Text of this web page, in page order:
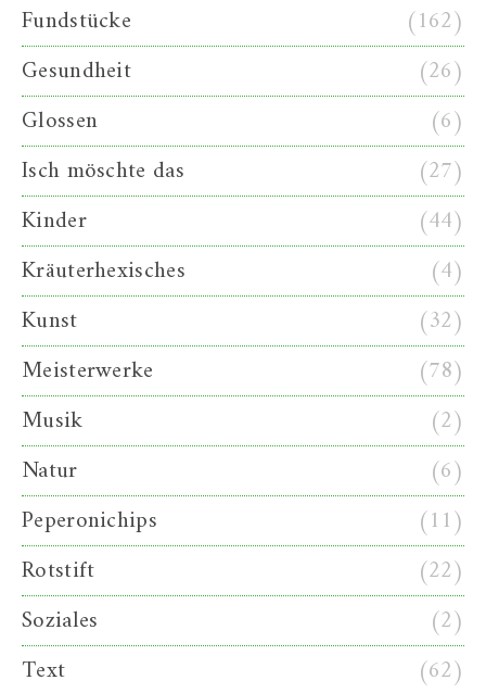
Fundstücke
(162)
Gesundheit
(26)
Glossen
(6)
Isch möschte das
(27)
Kinder
(44)
Kräuterhexisches
(4)
Kunst
(32)
Meisterwerke
(78)
Musik
(2)
Natur
(6)
Peperonichips
(11)
Rotstift
(22)
Soziales
(2)
Text
(62)